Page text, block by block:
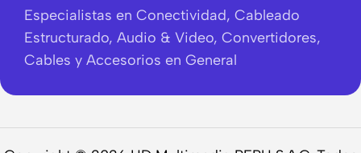
Especialistas en Conectividad, Cableado
Estructurado, Audio & Video, Convertidores,
Cables y Accesorios en General